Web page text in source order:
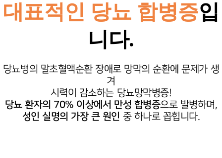
대표적인 당뇨 합병증입
니다.
당뇨병의 말초혈액순환 장애로 망막의 순환에문제가 생
겨
시력이 감소하는 당뇨망막병증!
당뇨 환자의 70% 이상에서 만성 합병증으로 발병하며,
성인 실명의 가장 큰 원인 중 하나로 꼽힙니다.